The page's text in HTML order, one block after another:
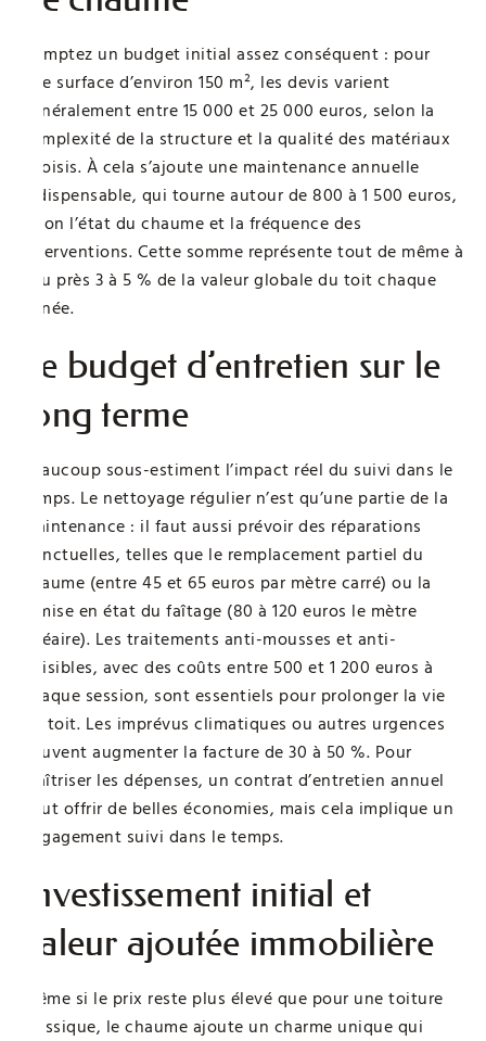
Comptez un budget initial assez conséquent : pour
une surface d’environ 150 m², les devis varient
généralement entre 15 000 et 25 000 euros, selon la
complexité de la structure et la qualité des matériaux
choisis. À cela s’ajoute une maintenance annuelle
indispensable, qui tourne autour de 800 à 1 500 euros,
selon l’état du chaume et la fréquence des
interventions. Cette somme représente tout de même à
peu près 3 à 5 % de la valeur globale du toit chaque
année.
Le budget d’entretien sur le
long terme
Beaucoup sous-estiment l’impact réel du suivi dans le
temps. Le nettoyage régulier n’est qu’une partie de la
maintenance : il faut aussi prévoir des réparations
ponctuelles, telles que le remplacement partiel du
chaume (entre 45 et 65 euros par mètre carré) ou la
remise en état du faîtage (80 à 120 euros le mètre
linéaire). Les traitements anti-mousses et anti-
nuisibles, avec des coûts entre 500 et 1 200 euros à
chaque session, sont essentiels pour prolonger la vie
du toit. Les imprévus climatiques ou autres urgences
peuvent augmenter la facture de 30 à 50 %. Pour
maîtriser les dépenses, un contrat d’entretien annuel
peut offrir de belles économies, mais cela implique un
engagement suivi dans le temps.
Investissement initial et
valeur ajoutée immobilière
Même si le prix reste plus élevé que pour une toiture
classique, le chaume ajoute un charme unique qui